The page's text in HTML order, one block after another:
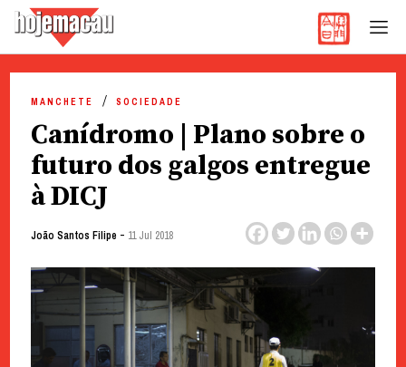
content
MANCHETE SOCIEDADE
Canídromo | Plano sobre o
futuro dos galgos entregue
à DICJ
João Santos Filipe - 11 Jul 2018